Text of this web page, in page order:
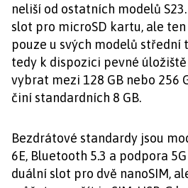
neliší od ostatních modelů
slot pro microSD kartu, ale
pouze u svých modelů střední
tedy k dispozici pevné
vybrat mezi 128 GB nebo 256
činí standardních 8 GB.
Bezdrátové standardy jsou
6E, Bluetooth 5.3 a podpora
duální slot pro dvě nanoSIM,